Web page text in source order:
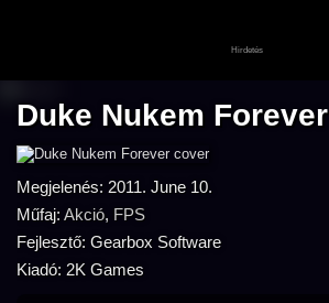
Duke Nukem Forever
Megjelenés: 2011. June 10.
Műfaj: Akció, FPS
Fejlesztő: Gearbox Software
Kiadó: 2K Games